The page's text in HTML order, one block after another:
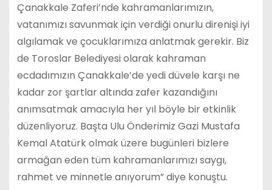
Çanakkale Zaferi’nde kahramanlarımızın,
vatanımızı savunmak için verdiği onurlu direnişi iyi
algılamak ve çocuklarımıza anlatmak gerekir. Biz
de Toroslar Belediyesi olarak kahraman
ecdadımızın Çanakkale’de yedi düvele karşı ne
kadar zor şartlar altında zafer kazandığını
anımsatmak amacıyla her yıl böyle bir etkinlik
düzenliyoruz. Başta Ulu Önderimiz Gazi Mustafa
Kemal Atatürk olmak üzere bugünleri bizlere
armağan eden tüm kahramanlarımızı saygı,
rahmet ve minnetle anıyorum” diye konuştu.